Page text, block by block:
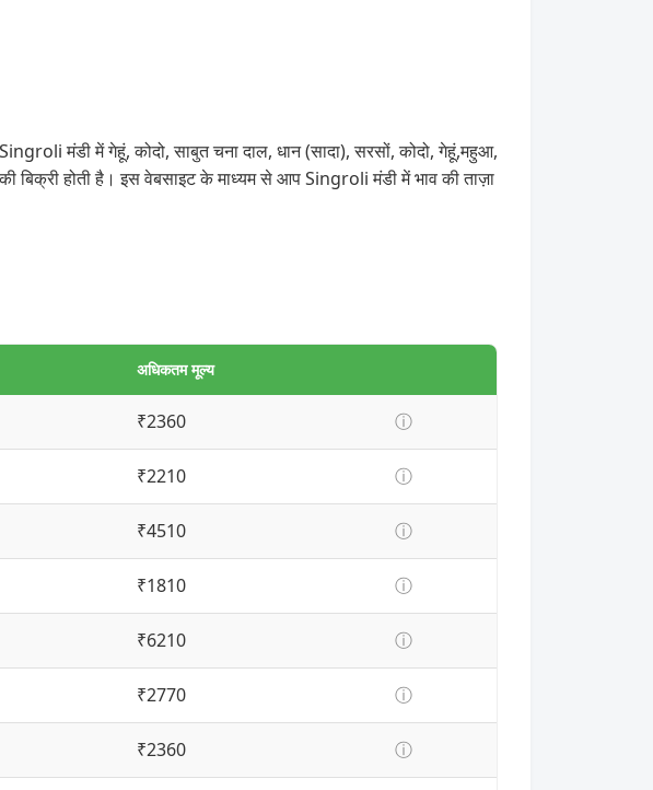
मंडी में गेहूं, कोदो, साबुत चना दाल, धान (सादा), सरसों, कोदो, गेहूं,महुआ,
होती है। इस वेबसाइट के माध्यम से आप Singroli मंडी में भाव की ताज़ा
अधिकतम मूल्य
₹2360 ⓘ
₹2210 ⓘ
₹4510 ⓘ
₹1810 ⓘ
₹6210 ⓘ
₹2770 ⓘ
₹2360 ⓘ